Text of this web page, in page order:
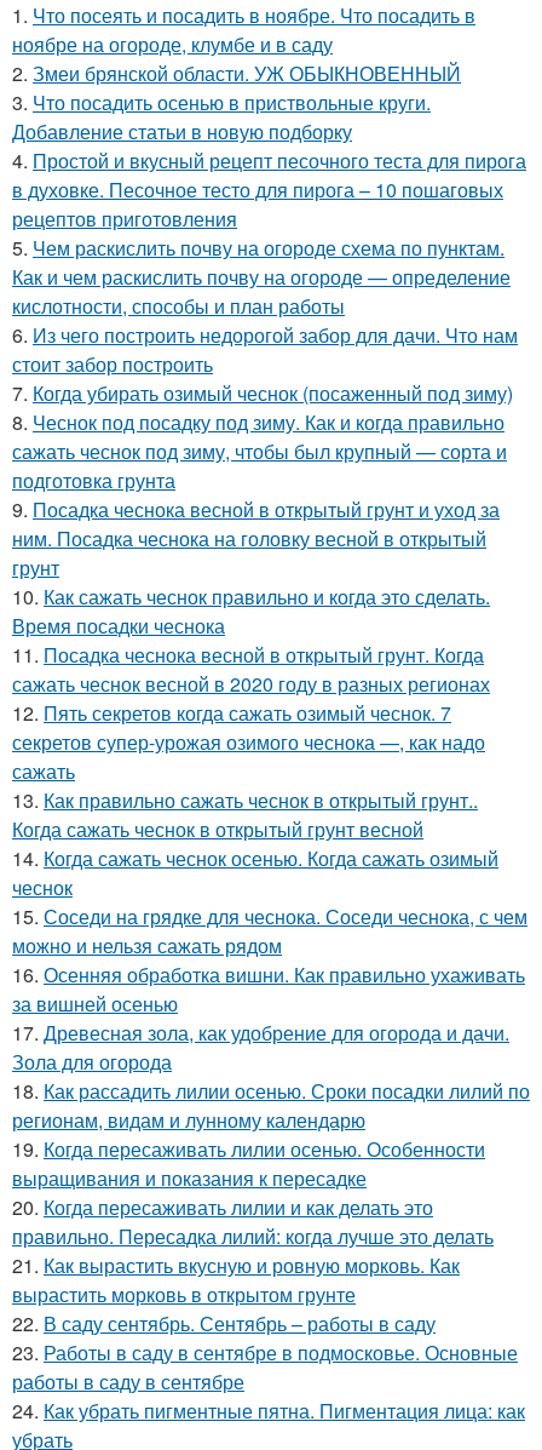
1. Что посеять и посадить в ноябре. Что посадить в
ноябре на огороде, клумбе и в саду
2. Змеи брянской области. УЖ ОБЫКНОВЕННЫЙ
3. Что посадить осенью в приствольные круги.
Добавление статьи в новую подборку
4. Простой и вкусный рецепт песочного теста для пирога
в духовке. Песочное тесто для пирога – 10 пошаговых
рецептов приготовления
5. Чем раскислить почву на огороде схема по пунктам.
Как и чем раскислить почву на огороде — определение
кислотности, способы и план работы
6. Из чего построить недорогой забор для дачи. Что нам
стоит забор построить
7. Когда убирать озимый чеснок (посаженный под зиму)
8. Чеснок под посадку под зиму. Как и когда правильно
сажать чеснок под зиму, чтобы был крупный — сорта и
подготовка грунта
9. Посадка чеснока весной в открытый грунт и уход за
ним. Посадка чеснока на головку весной в открытый
грунт
10. Как сажать чеснок правильно и когда это сделать.
Время посадки чеснока
11. Посадка чеснока весной в открытый грунт. Когда
сажать чеснок весной в 2020 году в разных регионах
12. Пять секретов когда сажать озимый чеснок. 7
секретов супер-урожая озимого чеснока —, как надо
сажать
13. Как правильно сажать чеснок в открытый грунт..
Когда сажать чеснок в открытый грунт весной
14. Когда сажать чеснок осенью. Когда сажать озимый
чеснок
15. Соседи на грядке для чеснока. Соседи чеснока, с чем
можно и нельзя сажать рядом
16. Осенняя обработка вишни. Как правильно ухаживать
за вишней осенью
17. Древесная зола, как удобрение для огорода и дачи.
Зола для огорода
18. Как рассадить лилии осенью. Сроки посадки лилий по
регионам, видам и лунному календарю
19. Когда пересаживать лилии осенью. Особенности
выращивания и показания к пересадке
20. Когда пересаживать лилии и как делать это
правильно. Пересадка лилий: когда лучше это делать
21. Как вырастить вкусную и ровную морковь. Как
вырастить морковь в открытом грунте
22. В саду сентябрь. Сентябрь – работы в саду
23. Работы в саду в сентябре в подмосковье. Основные
работы в саду в сентябре
24. Как убрать пигментные пятна. Пигментация лица: как
убрать